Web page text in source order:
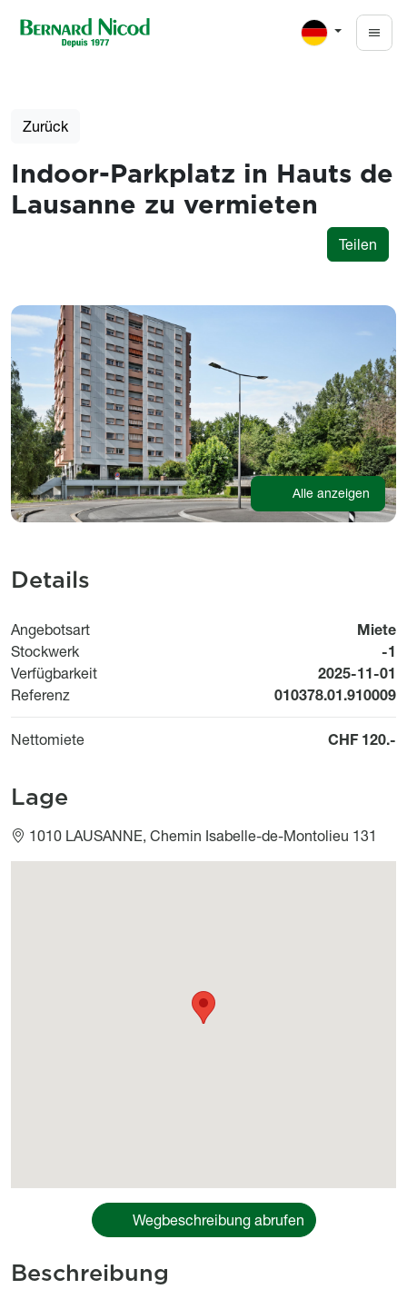
Zurück
Indoor-Parkplatz in Hauts de
Lausanne zu vermieten
Teilen
Photos
Alle anzeigen
Details
Angebotsart
Miete
Stockwerk
-1
Verfügbarkeit
Available
2025-11-01
Referenz
010378.01.910009
Nettomiete CHF 120.-
Lage
1010 LAUSANNE, Chemin Isabelle-de-Montolieu 131
Wegbeschreibung abrufen
Beschreibung